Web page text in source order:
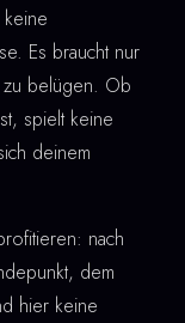
Es braucht nur
zu belügen. Ob
spielt keine
deinem
nach
dem
hier keine